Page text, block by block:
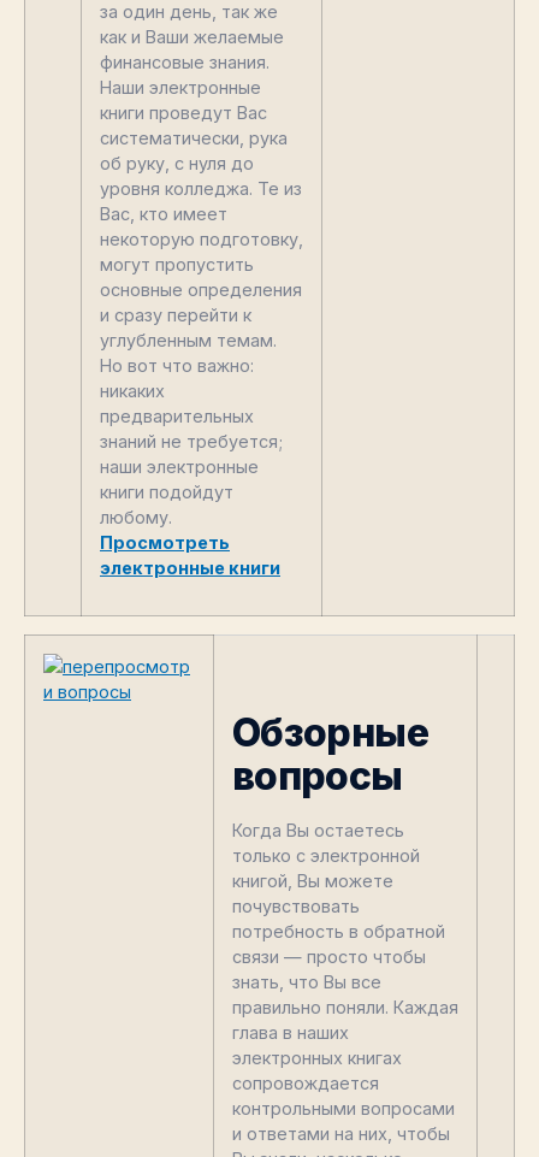
за один день, так же
как и Ваши желаемые
финансовые знания.
Наши электронные
книги проведут Вас
систематически, рука
об руку, с нуля до
уровня колледжа. Те из
Вас, кто имеет
некоторую подготовку,
могут пропустить
основные определения
и сразу перейти к
углубленным темам.
Но вот что важно:
никаких
предварительных
знаний не требуется;
наши электронные
книги подойдут
любому.
Просмотреть
электронные книги
Обзорные
вопросы
Когда Вы остаетесь
только с электронной
книгой, Вы можете
почувствовать
потребность в обратной
связи — просто чтобы
знать, что Вы все
правильно поняли. Каждая
глава в наших
электронных книгах
сопровождается
контрольными вопросами
и ответами на них, чтобы